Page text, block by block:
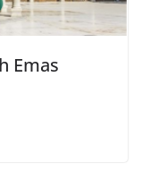
Emas